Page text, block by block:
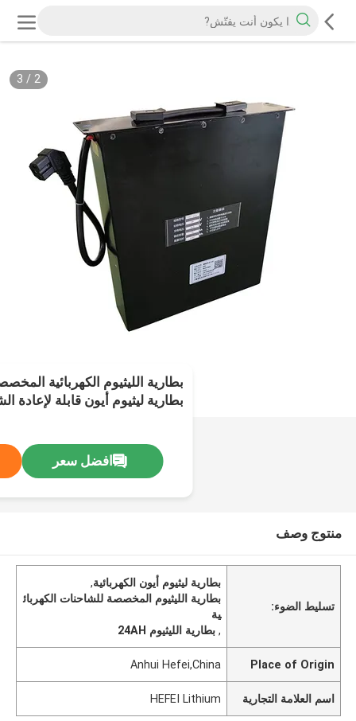
2
/
3
بطارية ليثيوم أيون قابلة لإعادة
افضل سعر
منتوج وصف
تسليط الضوء:
بطارية ليثيوم أيون الكهربائية,
بطارية الليثيوم المخصصة للشاحنات الكهربائ
ية
,بطارية الليثيوم 24AH
Place of Origin
Anhui Hefei,China
اسم العلامة التجارية HEFEI Lithium